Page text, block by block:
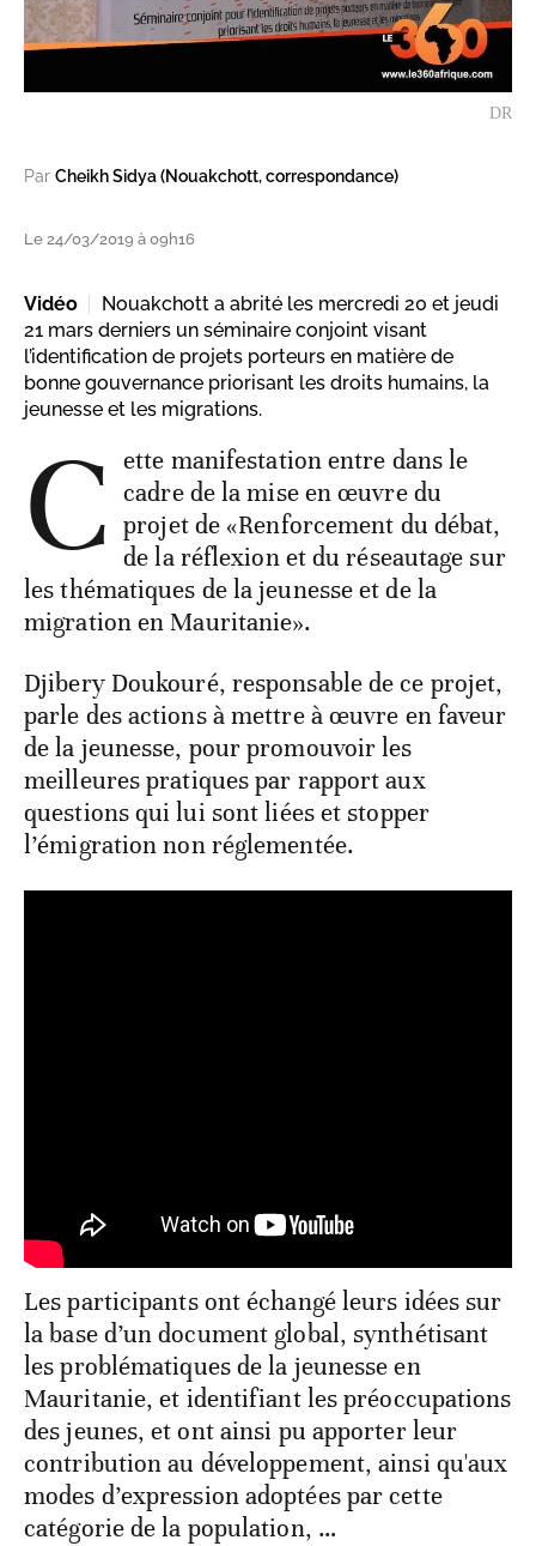
DR
Par Cheikh Sidya (Nouakchott, correspondance)
Le 24/03/2019 à 09h16
Vidéo
Nouakchott a abrité les mercredi 20 et jeudi
21 mars derniers un séminaire conjoint visant
l’identification de projets porteurs en matière de
bonne gouvernance priorisant les droits humains, la
jeunesse et les migrations.
C ette manifestation entre dans le
cadre de la mise en œuvre du
projet de «Renforcement du débat,
de la réflexion et du réseautage sur
les thématiques de la jeunesse et de la
migration en Mauritanie».
Djibery Doukouré, responsable de ce projet,
parle des actions à mettre à œuvre en faveur
de la jeunesse, pour promouvoir les
meilleures pratiques par rapport aux
questions qui lui sont liées et stopper
l’émigration non réglementée.
Les participants ont échangé leurs idées sur
la base d’un document global, synthétisant
les problématiques de la jeunesse en
Mauritanie, et identifiant les préoccupations
des jeunes, et ont ainsi pu apporter leur
contribution au développement, ainsi qu'aux
modes d’expression adoptées par cette
catégorie de la population, …